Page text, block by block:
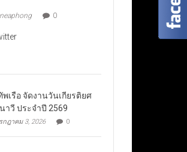
0
พเรือ จัดงานวันเกียรติยศ
าวี ประจำปี 2569
กฎาคม 3, 2026 0